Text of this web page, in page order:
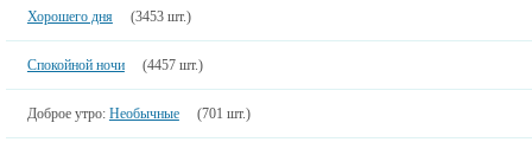
Хорошего дня (3453 шт.)
Спокойной ночи (4457 шт.)
Доброе утро: Необычные (701 шт.)